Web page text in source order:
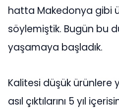
hatta Makedonya gibi
söylemiştik. Bugün bu
yaşamaya başladık.
Kalitesi düşük ürünlere
asıl çıktılarını 5 yıl